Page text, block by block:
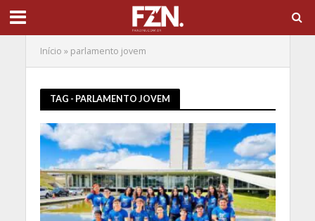
Início » parlamento jovem
TAG - PARLAMENTO JOVEM